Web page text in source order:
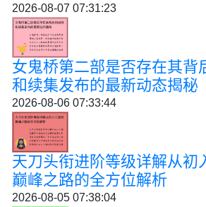
2026-08-07 07:31:23
女鬼桥第二部是否存在其背
和续集发布的最新动态揭秘
2026-08-06 07:33:44
天刀头衔进阶等级详解从初
巅峰之路的全方位解析
2026-08-05 07:38:04